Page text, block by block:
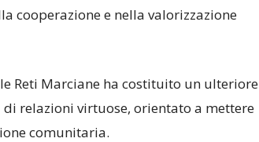
cooperazione e nella valorizzazione
Reti Marciane ha costituito un ulteriore
relazioni virtuose, orientato a mettere
comunitaria.